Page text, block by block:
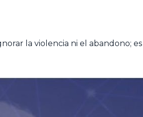
la violencia ni el abandono;